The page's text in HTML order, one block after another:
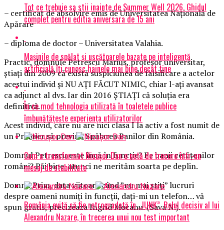
– certificat de absolvire emis de Universitatea Națională de
Apărare
– diploma de doctor – Universitatea Valahia.
Practic, domnule Petrescu Marius, profesor universitar,
știați din 2009 că există suspiciunea de falsificare a actelor
acestui individ și NU AȚI FĂCUT NIMIC, chiar l-ați avansat
ca adjunct al dvs. Iar din 2016 ȘTIAȚI că soluția era
definitivă.
Acest individ, care nu are nici clasa I la activ a fost numit de
un Premier să prevină Spălarea Banilor din România.
Domnul Petrescu este încă în funcție? Pe banii cetățenilor
români? Păi bine, atunci ne merităm soarta pe deplin.
Domnu Prim, data viitoare când ”nu mai știți” lucruri
despre oameni numiți în funcții, dați-mi un telefon… vă
spun gratis, precizeaza Ingrid Mocanu. (Sava N.).
Tot ce trebuie sa stii inainte de Summer Well 2026. Ghidul
complet pentru editia aniversara de 15 ani
Mașinile de spălat și uscătoarele bazate pe inteligență
artificială îți cunosc hainele mai bine decât tine
În ce mod tehnologia utilizată în toaletele publice
îmbunătățește experiența utilizatorilor
Cum a transformat Nicușor Dan o notă de trecere într-un
mesaj de stabilitate
România evită să fie retrogradată în „JUNK”. Rolul decisiv al lui
Alexandru Nazare, în trecerea unui nou test important